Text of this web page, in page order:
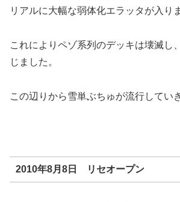
リアルに大幅な弱体化エラッタが入り
これによりペゾ系列のデッキは壊滅し
じました。
この辺りから雪単ぶちゅが流行してい
2010年8月8日 リセオープン